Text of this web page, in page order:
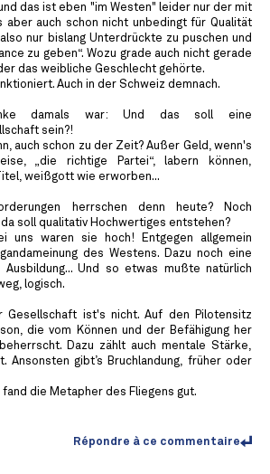
das ist eben "im Westen" leider nur der mit
aber auch schon nicht unbedingt für Qualität
nur bislang Unterdrückte zu puschen und
zu geben“. Wozu grade auch nicht gerade
das weibliche Geschlecht gehörte.
Auch in der Schweiz demnach.
damals war: Und das soll eine
sein?!
auch schon zu der Zeit? Außer Geld, wenn's
„die richtige Partei“, labern können,
weißgott wie erworben...
herrschen denn heute? Noch
soll qualitativ Hochwertiges entstehen?
uns waren sie hoch! Entgegen allgemein
des Westens. Dazu noch eine
Ausbildung... Und so etwas mußte natürlich
logisch.
Gesellschaft ist's nicht. Auf den Pilotensitz
die vom Können und der Befähigung her
Dazu zählt auch mentale Stärke,
Ansonsten gibt’s Bruchlandung, früher oder
fand die Metapher des Fliegens gut.
Répondre à ce commentaire